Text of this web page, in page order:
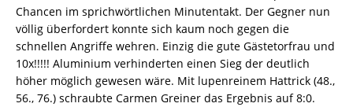
Chancen im sprichwörtlichen Minutentakt. Der Gegner nun
völlig überfordert konnte sich kaum noch gegen die
schnellen Angriffe wehren. Einzig die gute Gästetorfrau und
10x!!!!! Aluminium verhinderten einen Sieg der deutlich
höher möglich gewesen wäre. Mit lupenreinem Hattrick (48.,
56., 76.) schraubte Carmen Greiner das Ergebnis auf 8:0.